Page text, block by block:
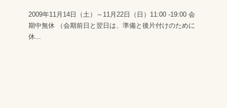
2009年11月14日（土）～11月22日（日）11:00 -19:00 会
期中無休 （会期前日と翌日は、準備と後片付けのために
休...